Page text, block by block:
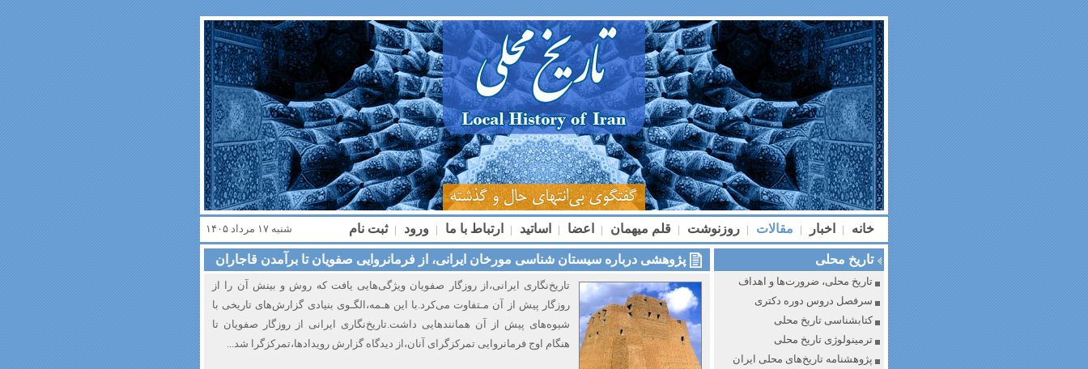
خانه | اخبار | مقالات | روزنوشت | قلم میهمان | اعضا | اساتید | ارتباط با ما | ورود | ثبت نام شنبه ۱۷ مرداد ۱۴۰۵
تاریخ محلی
تاریخ محلی، ضرورت‌ها و اهداف
سرفصل دروس دوره دکتری
کتابشناسی تاریخ محلی
ترمینولوژی تاریخ محلی
پژوهشنامه تاریخ‌های محلی ایران
پژوهشی درباره سیستان شناسی مورخان ایرانی، از فرمانروایی صفویان تا برآمدن قاجاران
تاریخ‌نگاری ایرانی،از روزگار صفویان ویژگی‌هایی یافت‌ که روش‌ و بینش آن‌ را‌ از
روزگار پیش از آن مـتفاوت می‌کرد.با این هـمه،الگـوی‌ بنیادی گزارش‌های تاریخی با
شیوه‌های پیش از آن همانندهایی‌ داشت.تاریخ‌نگاری ایرانی از روزگار صفویان تا
هنگام اوج فرمانروایی‌ تمرکزگرای‌ آنان،از دیدگاه گزارش رویدادها،تمرکزگرا شد...